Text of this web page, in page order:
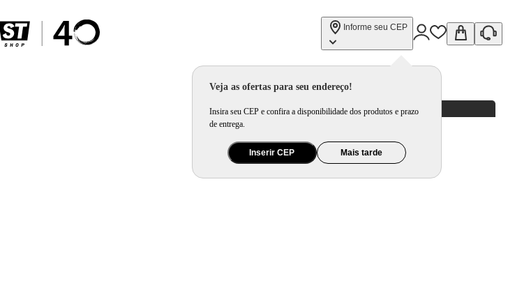
Informe seu CEP
Veja as ofertas para seu endereço!
Insira seu CEP e confira a disponibilidade dos produtos e prazo
de entrega.
Inserir CEP Mais tarde